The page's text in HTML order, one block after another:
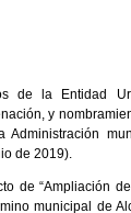
de la Entidad
y
de 2019).
de “Ampliación
municipal de